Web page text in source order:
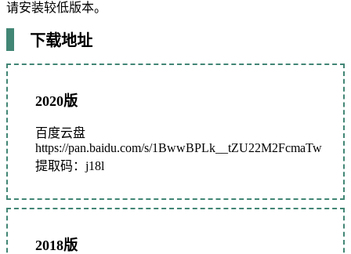
请安装较低版本。
下载地址
2020版
百度云盘
https://pan.baidu.com/s/1BwwBPLk__tZU22M2FcmaTw
提取码：j18l
2018版